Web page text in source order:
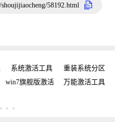
58192.html
系统激活工具
重装系统分区
win7旗舰版激活
万能激活工具